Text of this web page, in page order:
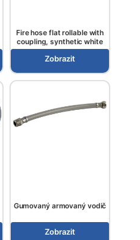
Fire hose flat rollable with
coupling, synthetic white
Zobrazit
Gumovaný armovaný vodič
Zobrazit